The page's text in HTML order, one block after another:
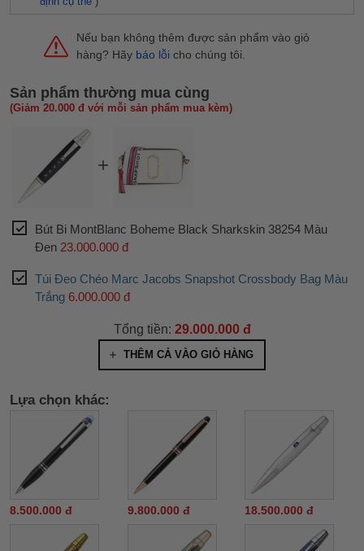
Nếu bạn không thêm được sản phẩm vào giỏ
hàng? Hãy báo lỗi cho chúng tôi.
Sản phẩm thường mua cùng
(Giảm 20.000 đ với mỗi sản phẩm mua kèm)
Bút Bi MontBlanc Boheme Black Sharkskin 38254 Màu
Đen 23.000.000 đ
Túi Đeo Chéo Marc Jacobs Snapshot Crossbody Bag Màu
Trắng 6.000.000 đ
Tổng tiền: 29.000.000 đ
THÊM CẢ VÀO GIỎ HÀNG
Lựa chọn khác:
8.500.000 đ 9.800.000 đ 18.500.000 đ